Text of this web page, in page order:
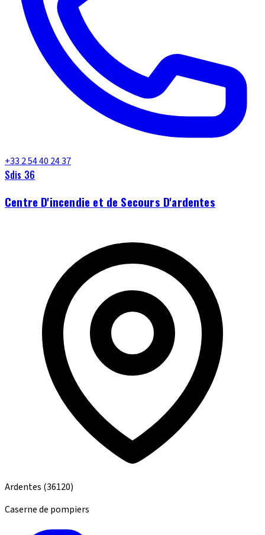
+33 2 54 40 24 37
Sdis 36
Centre D'incendie et de Secours D'ardentes
Ardentes (36120)
Caserne de pompiers